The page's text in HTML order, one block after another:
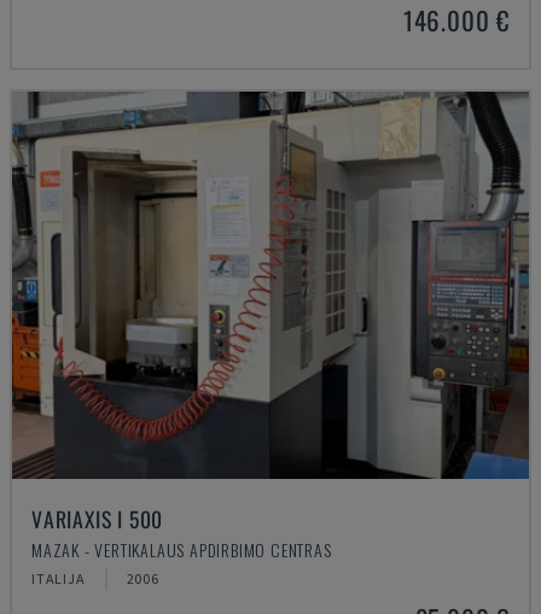
146.000 €
VARIAXIS I 500
MAZAK - VERTIKALAUS APDIRBIMO CENTRAS
ITALIJA 2006